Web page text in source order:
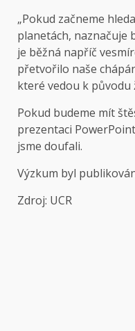
„Pokud začneme
planetách, naznačuje
je běžná napříč
přetvořilo naše
které vedou k původu
Pokud budeme mít
prezentaci
jsme doufali.
Výzkum byl
Zdroj: UCR